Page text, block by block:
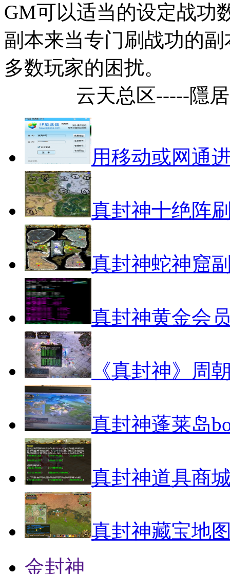
GM可以适当的设定战功
副本来当专门刷战功的
多数玩家的困扰。
云天总区-----隱居
用移动或网通
真封神十绝阵
真封神蛇神窟
真封神黄金会
《真封神》周
真封神蓬莱岛
真封神道具商
真封神藏宝地
金封神